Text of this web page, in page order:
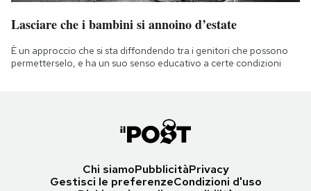
Lasciare che i bambini si annoino d’estate
È un approccio che si sta diffondendo tra i genitori che possono
permetterselo, e ha un suo senso educativo a certe condizioni
Chi siamoPubblicitàPrivacy
Gestisci le preferenzeCondizioni d'uso